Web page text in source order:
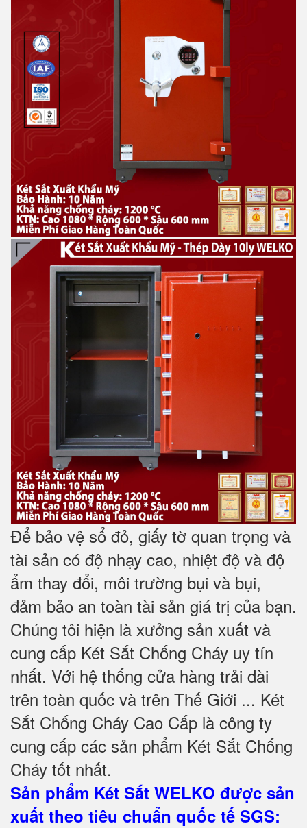
Để bảo vệ sổ đỏ, giấy tờ quan trọng và
tài sản có độ nhạy cao, nhiệt độ và độ
ẩm thay đổi, môi trường bụi và bụi,
đảm bảo an toàn tài sản giá trị của bạn.
Chúng tôi hiện là xưởng sản xuất và
cung cấp Két Sắt Chống Cháy uy tín
nhất. Với hệ thống cửa hàng trải dài
trên toàn quốc và trên Thế Giới ... Két
Sắt Chống Cháy Cao Cấp là công ty
cung cấp các sản phẩm Két Sắt Chống
Cháy tốt nhất.
Sản phẩm Két Sắt WELKO được sản
xuất theo tiêu chuẩn quốc tế SGS: